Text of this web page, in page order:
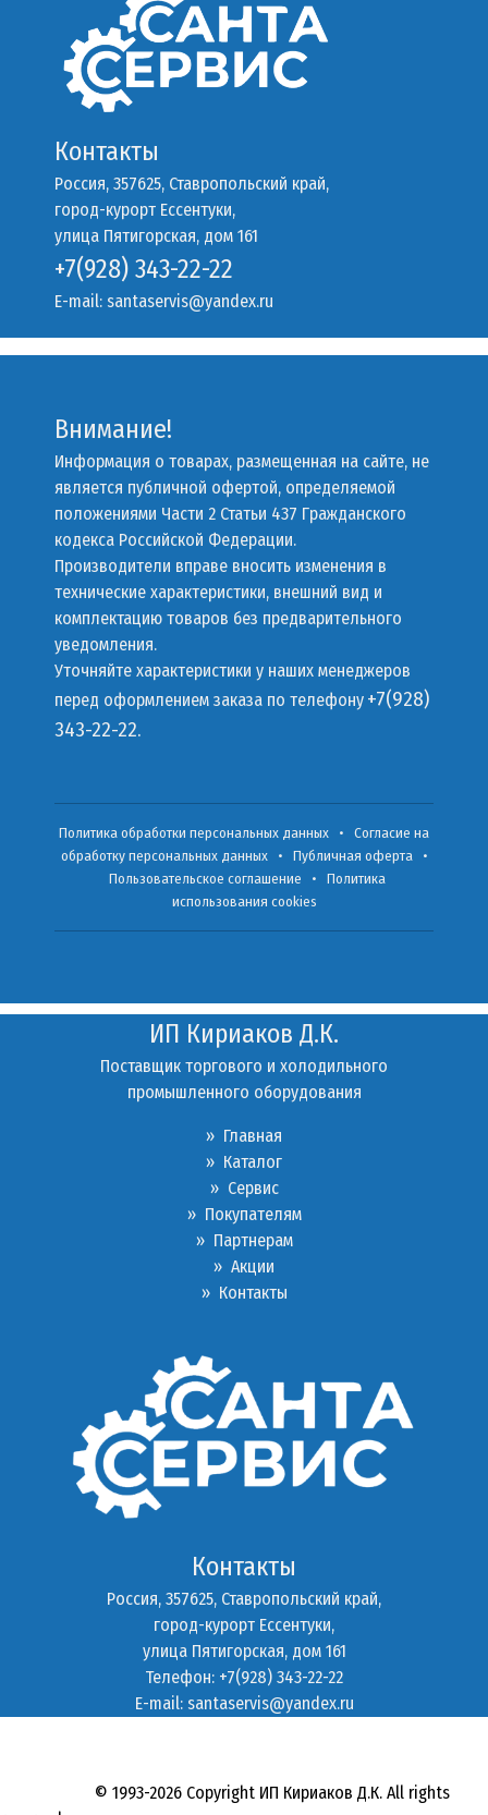
Контакты
Россия, 357625, Ставропольский край,
город-курорт Ессентуки,
улица Пятигорская, дом 161
+7(928) 343-22-22
E-mail: santaservis@yandex.ru
Внимание!
Информация о товарах, размещенная на сайте, не
является публичной офертой, определяемой
положениями Части 2 Статьи 437 Гражданского
кодекса Российской Федерации.
Производители вправе вносить изменения в
технические характеристики, внешний вид и
комплектацию товаров без предварительного
уведомления.
Уточняйте характеристики у наших менеджеров
перед оформлением заказа по телефону +7(928)
343-22-22.
Политика обработки персональных данных • Согласие на
обработку персональных данных• Публичная оферта
•
Пользовательское соглашение • Политика
использования cookies
ИП Кириаков Д.К.
Поставщик торгового и холодильного
промышленного оборудования
» Главная
» Каталог
» Сервис
» Покупателям
» Партнерам
» Акции
» Контакты
Контакты
Россия, 357625, Ставропольский край,
город-курорт Ессентуки,
улица Пятигорская, дом 161
Телефон: +7(928) 343-22-22
E-mail: santaservis@yandex.ru
© 1993-2026 Copyright ИП Кириаков Д.К. All rights